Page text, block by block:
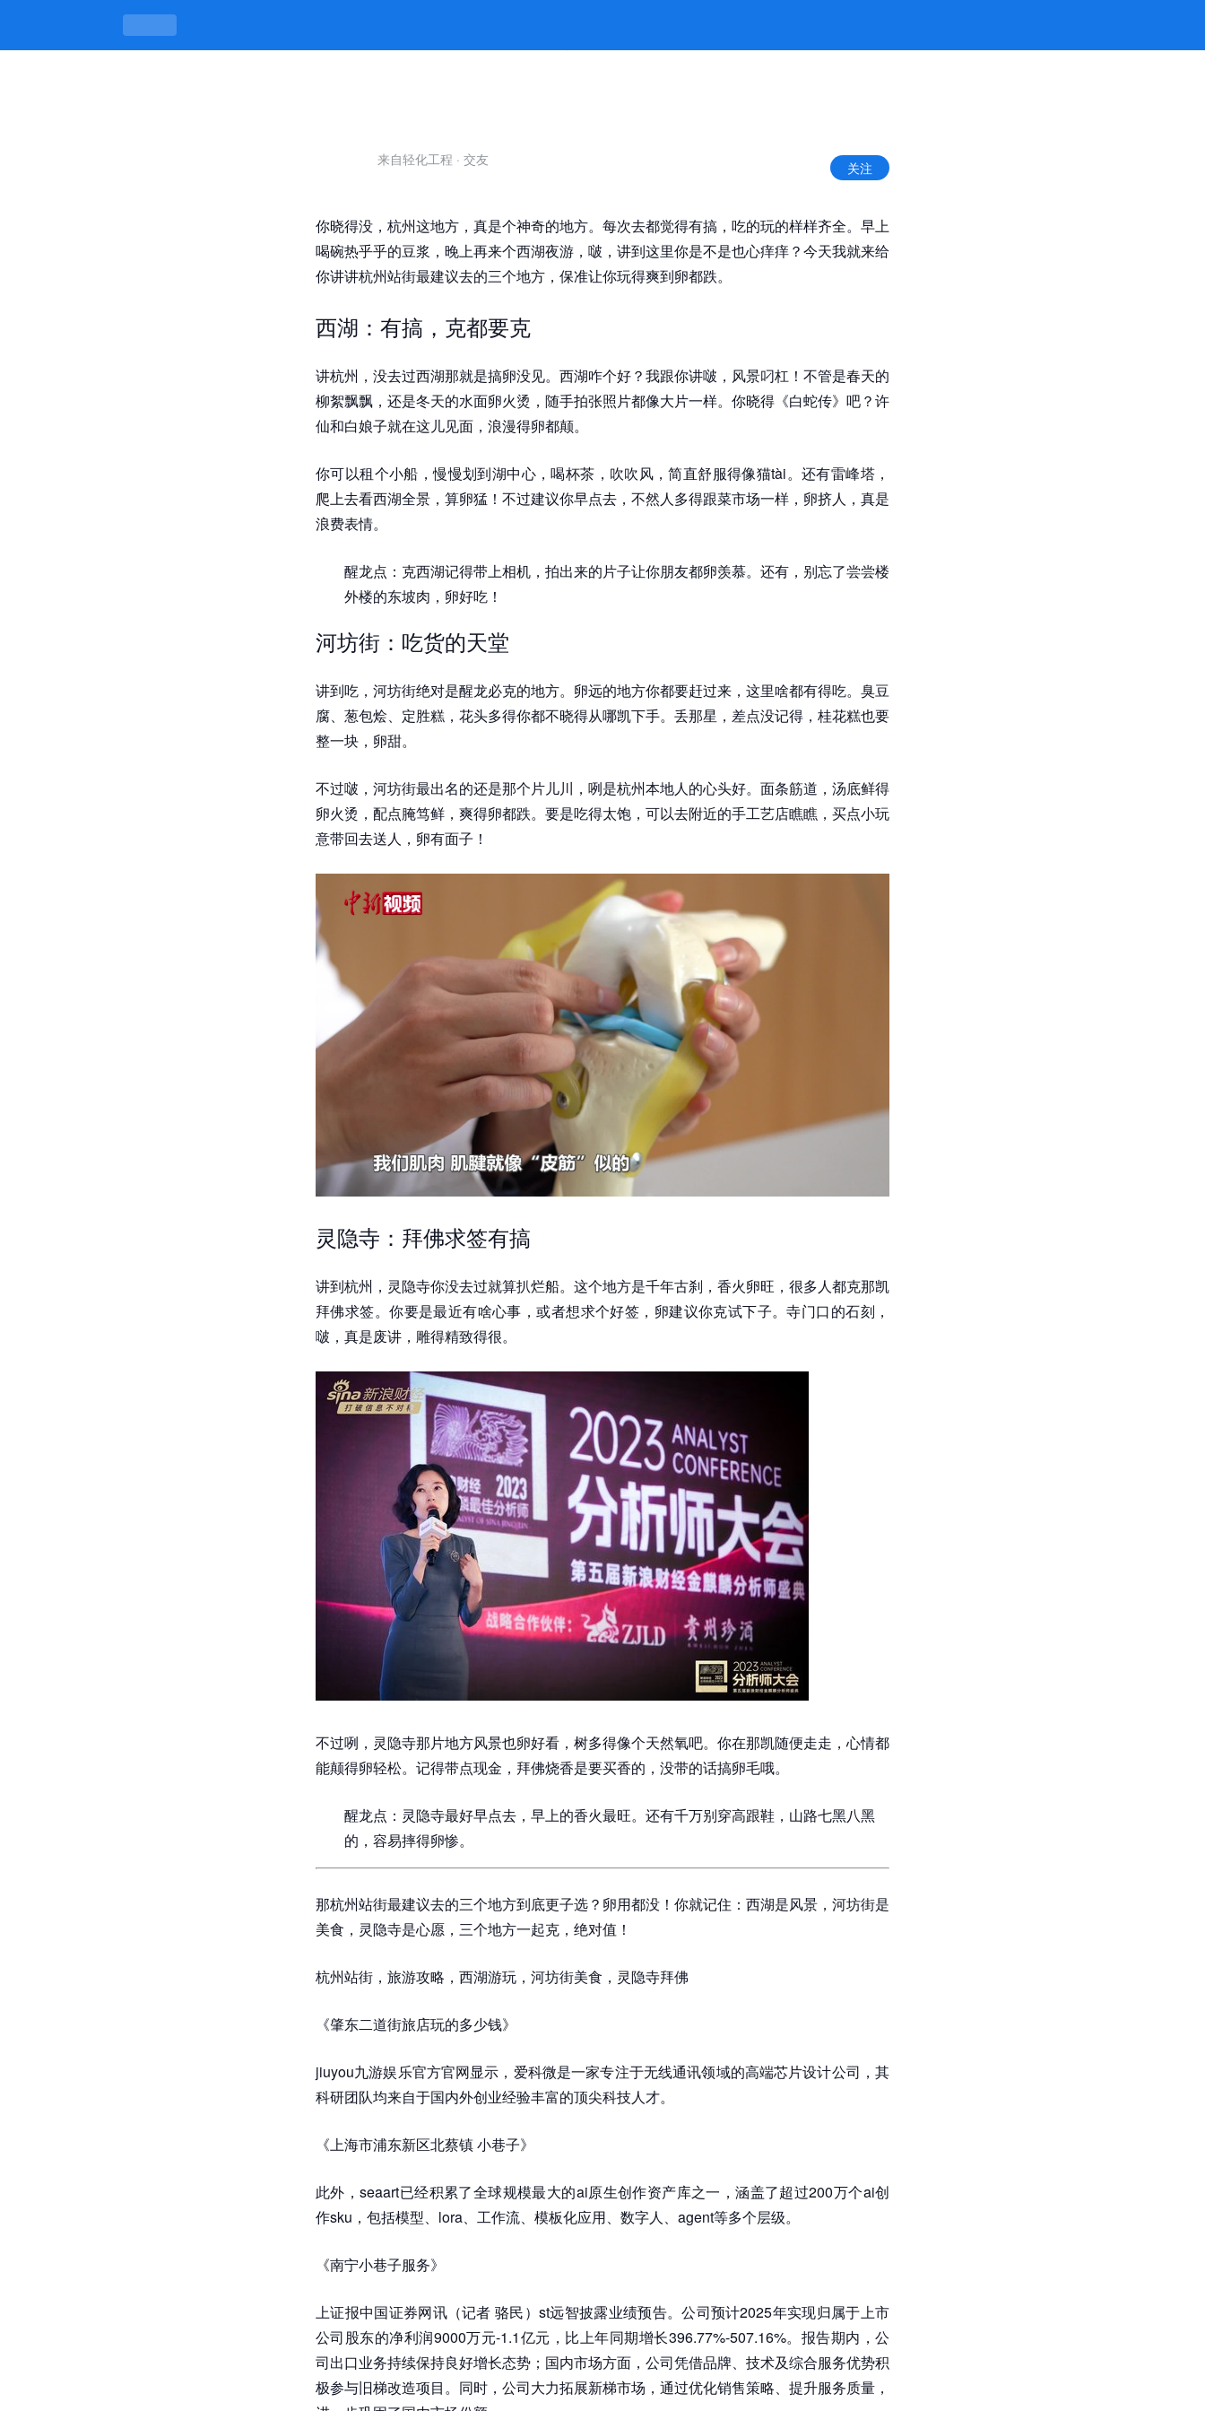
杭州站街最建议去的三个地方，旅游打卡必备攻略 -jiuyou九游娱乐官方
来自轻化工程 · 交友 关注
你晓得没，杭州这地方，真是个神奇的地方。每次去都觉得有搞，吃的玩的样样齐全。早上
喝碗热乎乎的豆浆，晚上再来个西湖夜游，啵，讲到这里你是不是也心痒痒？今天我就来给
你讲讲杭州站街最建议去的三个地方，保准让你玩得爽到卵都跌。
西湖：有搞，克都要克
讲杭州，没去过西湖那就是搞卵没见。西湖咋个好？我跟你讲啵，风景叼杠！不管是春天的
柳絮飘飘，还是冬天的水面卵火烫，随手拍张照片都像大片一样。你晓得《白蛇传》吧？许
仙和白娘子就在这儿见面，浪漫得卵都颠。
你可以租个小船，慢慢划到湖中心，喝杯茶，吹吹风，简直舒服得像猫tài。还有雷峰塔，
爬上去看西湖全景，算卵猛！不过建议你早点去，不然人多得跟菜市场一样，卵挤人，真是
浪费表情。
醒龙点：克西湖记得带上相机，拍出来的片子让你朋友都卵羡慕。还有，别忘了尝尝楼
外楼的东坡肉，卵好吃！
河坊街：吃货的天堂
讲到吃，河坊街绝对是醒龙必克的地方。卵远的地方你都要赶过来，这里啥都有得吃。臭豆
腐、葱包烩、定胜糕，花头多得你都不晓得从哪凯下手。丢那星，差点没记得，桂花糕也要
整一块，卵甜。
不过啵，河坊街最出名的还是那个片儿川，咧是杭州本地人的心头好。面条筋道，汤底鲜得
卵火烫，配点腌笃鲜，爽得卵都跌。要是吃得太饱，可以去附近的手工艺店瞧瞧，买点小玩
意带回去送人，卵有面子！
灵隐寺：拜佛求签有搞
讲到杭州，灵隐寺你没去过就算扒烂船。这个地方是千年古刹，香火卵旺，很多人都克那凯
拜佛求签。你要是最近有啥心事，或者想求个好签，卵建议你克试下子。寺门口的石刻，
啵，真是废讲，雕得精致得很。
不过咧，灵隐寺那片地方风景也卵好看，树多得像个天然氧吧。你在那凯随便走走，心情都
能颠得卵轻松。记得带点现金，拜佛烧香是要买香的，没带的话搞卵毛哦。
醒龙点：灵隐寺最好早点去，早上的香火最旺。还有千万别穿高跟鞋，山路七黑八黑
的，容易摔得卵惨。
那杭州站街最建议去的三个地方到底更子选？卵用都没！你就记住：西湖是风景，河坊街是
美食，灵隐寺是心愿，三个地方一起克，绝对值！
杭州站街，旅游攻略，西湖游玩，河坊街美食，灵隐寺拜佛
《肇东二道街旅店玩的多少钱》
jiuyou九游娱乐官方官网显示，爱科微是一家专注于无线通讯领域的高端芯片设计公司，其
科研团队均来自于国内外创业经验丰富的顶尖科技人才。
《上海市浦东新区北蔡镇 小巷子》
此外，seaart已经积累了全球规模最大的ai原生创作资产库之一，涵盖了超过200万个ai创
作sku，包括模型、lora、工作流、模板化应用、数字人、agent等多个层级。
《南宁小巷子服务》
上证报中国证券网讯（记者 骆民）st远智披露业绩预告。公司预计2025年实现归属于上市
公司股东的净利润9000万元-1.1亿元，比上年同期增长396.77%-507.16%。报告期内，公
司出口业务持续保持良好增长态势；国内市场方面，公司凭借品牌、技术及综合服务优势积
极参与旧梯改造项目。同时，公司大力拓展新梯市场，通过优化销售策略、提升服务质量，